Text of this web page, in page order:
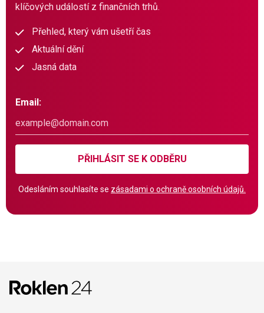
klíčových událostí z finančních trhů.
Přehled, který vám ušetří čas
Aktuální dění
Jasná data
Email:
PŘIHLÁSIT SE K ODBĚRU
Odesláním souhlasíte se zásadami o ochraně osobních údajů.